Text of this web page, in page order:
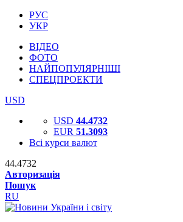
РУС
УКР
ВІДЕО
ФОТО
НАЙПОПУЛЯРНІШІ
СПЕЦПРОЕКТИ
USD
USD 44.4732
EUR 51.3093
Всі курси валют
44.4732
Авторизація
Пошук
RU